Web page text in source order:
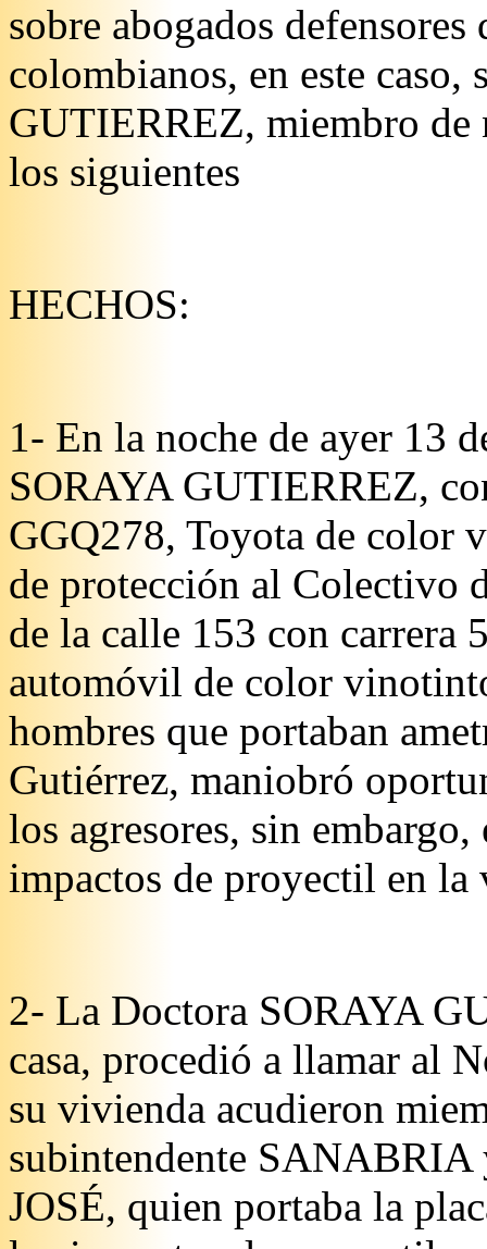
sobre abogados defensores
colombianos, en este
GUTIERREZ, miembro
los siguientes
HECHOS:
1- En la noche de ayer 13
SORAYA GUTIERREZ,
GGQ278, Toyota de color
de protección al Colectivo
de la calle 153 con carrera
automóvil de color
hombres que portaban
Gutiérrez, maniobró
los agresores, sin
impactos de proyectil en
2- La Doctora SORAYA
casa, procedió a llamar al
su vivienda acudieron
subintendente
JOSÉ, quien portaba la